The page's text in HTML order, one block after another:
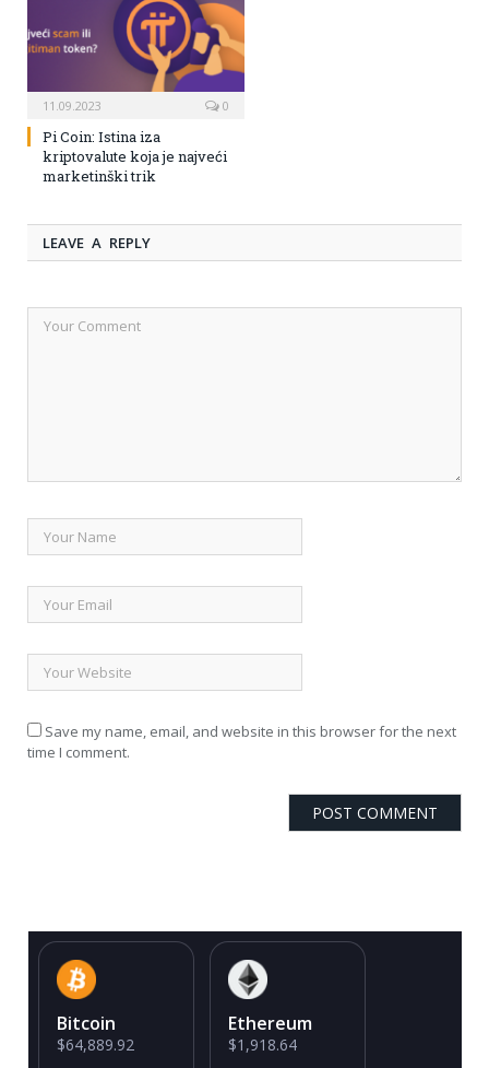
11.09.2023 0
Pi Coin: Istina iza
kriptovalute koja je najveći
marketinški trik
LEAVE A REPLY
Save my name, email, and website in this browser for the next
time I comment.
Bitcoin
$64,889.92
Ethereum
$1,918.64